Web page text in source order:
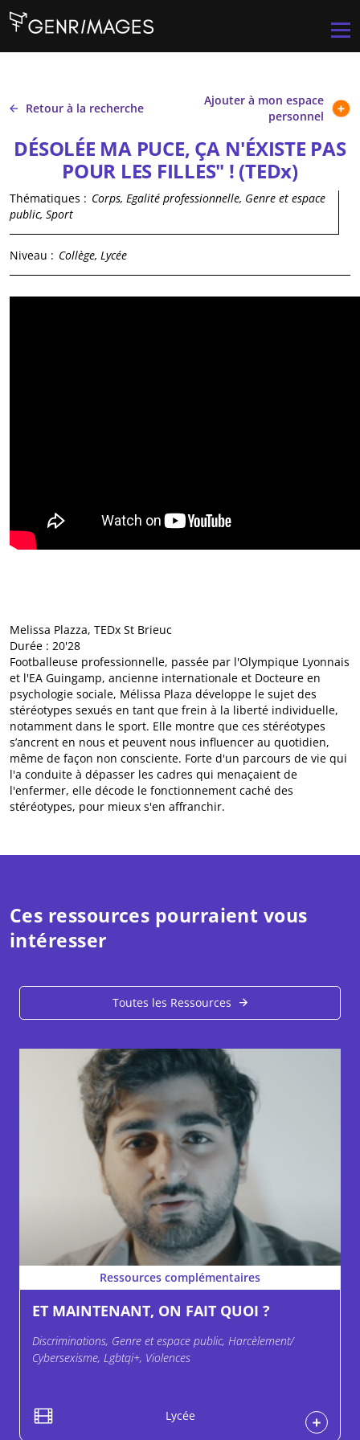
Retour à la recherche
Ajouter à mon espace
personnel
DÉSOLÉE MA PUCE, ÇA N'ÉXISTE PAS
POUR LES FILLES" ! (TEDx)
Thématiques : Corps, Egalité professionnelle, Genre et espace
public, Sport
Niveau : Collège, Lycée
Melissa Plazza, TEDx St Brieuc
Durée : 20'28
Footballeuse professionnelle, passée par l'Olympique Lyonnais
et l'EA Guingamp, ancienne internationale et Docteure en
psychologie sociale, Mélissa Plaza développe le sujet des
stéréotypes sexués en tant que frein à la liberté individuelle,
notamment dans le sport. Elle montre que ces stéréotypes
s’ancrent en nous et peuvent nous influencer au quotidien,
même de façon non consciente. Forte d'un parcours de vie qui
l'a conduite à dépasser les cadres qui menaçaient de
l'enfermer, elle décode le fonctionnement caché des
stéréotypes, pour mieux s'en affranchir.
Ces ressources pourraient vous
intéresser
Toutes les Ressources
Ressources complémentaires
ET MAINTENANT, ON FAIT QUOI ?
Discriminations, Genre et espace public, Harcèlement/
Cybersexisme, Lgbtqi+, Violences
Lycée